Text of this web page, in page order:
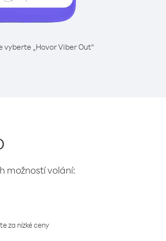
vyberte „Hovor Viber Out“
možností volání:
za nízké ceny